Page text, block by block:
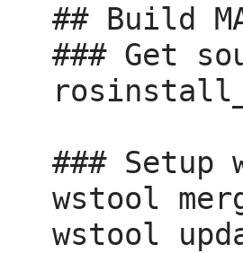
## Build
### Get
### Setup
wstool
wstool